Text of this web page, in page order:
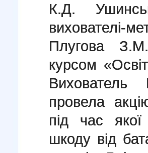
К.Д.
Плугова
курсом
провела
під час якої
шкоду від